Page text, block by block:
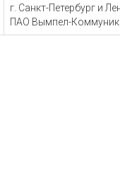
г. Санкт-Петербург и
ПАО Вымпел-